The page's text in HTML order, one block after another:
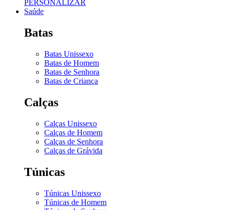
PERSONALIZAR
Saúde
Batas
Batas Unissexo
Batas de Homem
Batas de Senhora
Batas de Criança
Calças
Calças Unissexo
Calças de Homem
Calças de Senhora
Calças de Grávida
Túnicas
Túnicas Unissexo
Túnicas de Homem